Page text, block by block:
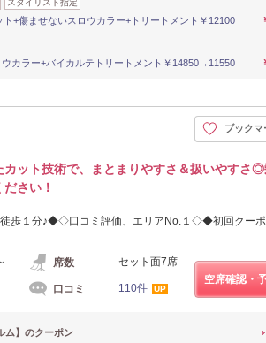
+傷ませないスロウカラー+トリートメント￥12100
ウカラー+バイカルテトリートメント￥14850→11550
ブックマ
カット技術で、まとまりやすさ＆扱いやすさ
さい！
歩１分♪◆◇口コミ評価、エリアNo.１◇◆初回クーポ
席数 セット面7席
口コミ 110件 UP
空席確認・
ム】のクーポン